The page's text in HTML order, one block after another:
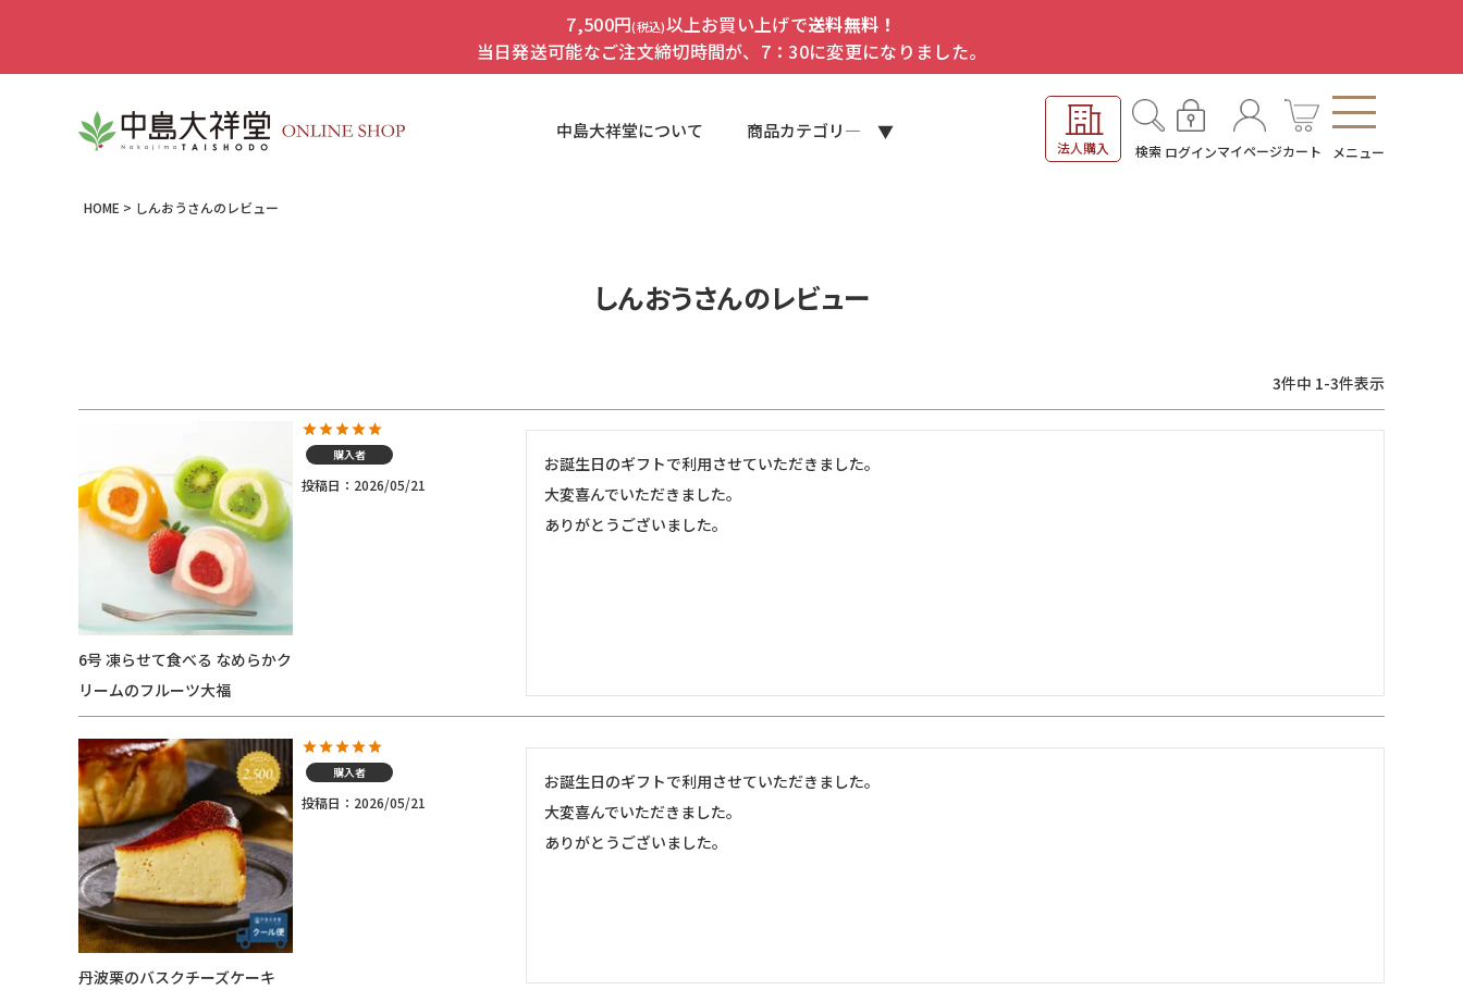
7,500円(税込)以上お買い上げで送料無料！
当日発送可能なご注文締切時間が、7：30に変更になりました。
中島大祥堂について 商品カテゴリ―
法人購入 検索 ログインマイページカート メニュー
HOME しんおうさんのレビュー
しんおうさんのレビュー
3件中 1-3件表示
6号 凍らせて食べる なめらかク
リームのフルーツ大福
購入者
投稿日 2026/05/21
お誕生日のギフトで利用させていただきました。
大変喜んでいただきました。
ありがとうございました。
丹波栗のバスクチーズケーキ
購入者
投稿日 2026/05/21
お誕生日のギフトで利用させていただきました。
大変喜んでいただきました。
ありがとうございました。